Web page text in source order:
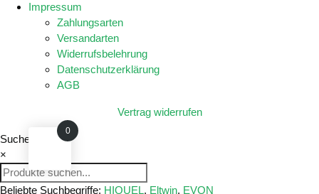
Impressum
Zahlungsarten
Versandarten
Widerrufsbelehrung
Datenschutzerklärung
AGB
Vertrag widerrufen
0
Suche
×
Beliebte Suchbegriffe: HIQUEL, Eltwin, EVON